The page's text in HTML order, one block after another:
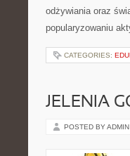
odżywiania oraz
popularyzowaniu
CATEGORIES:
JELENIA
POSTED BY ADMIN